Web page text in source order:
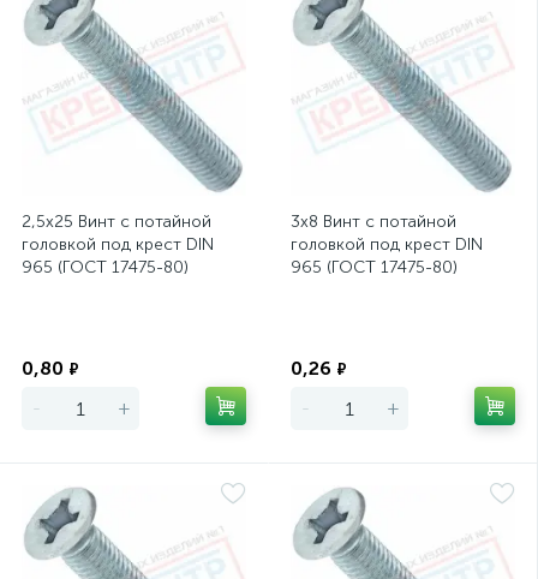
2,5х25 Винт с потайной
головкой под крест DIN
965 (ГОСТ 17475-80)
0,80 ₽
- +
3х8 Винт с потайной
головкой под крест DIN
965 (ГОСТ 17475-80)
0,26 ₽
- +